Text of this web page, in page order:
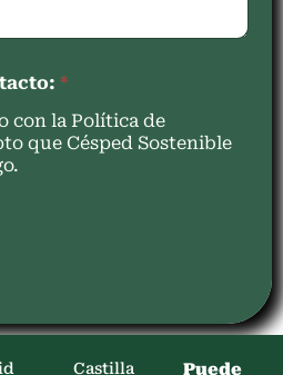
*
con la Política de
que Césped Sostenible
Castilla Puede